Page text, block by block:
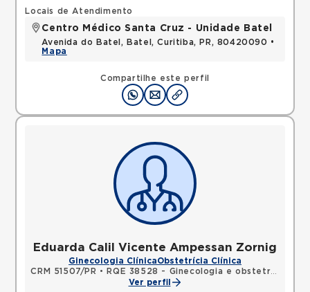
Compartilhe este perfil
Locais de Atendimento
Centro Médico Santa Cruz - Unidade Batel
Avenida do Batel, Batel, Curitiba, PR, 80420090 •
Mapa
Eduarda Calil Vicente Ampessan Zornig
Ginecologia ClínicaObstetrícia Clínica
CRM 51507/PR •
RQE 38528 - Ginecologia e obstetrícia
Ver perfil